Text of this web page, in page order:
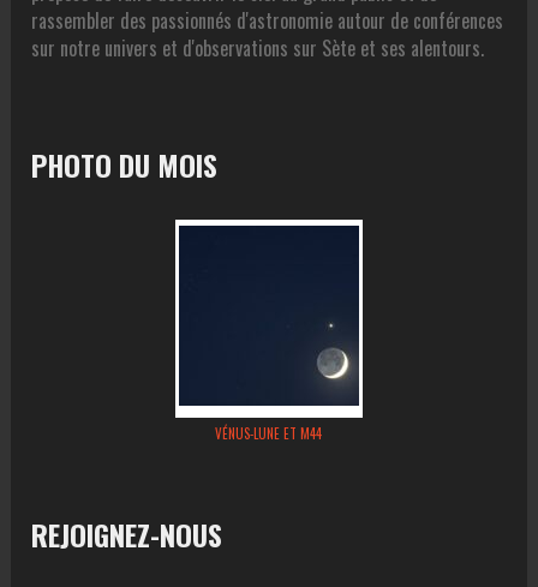
rassembler des passionnés d'astronomie autour de conférences
sur notre univers et d'observations sur Sète et ses alentours.
PHOTO DU MOIS
VÉNUS-LUNE ET M44
REJOIGNEZ-NOUS